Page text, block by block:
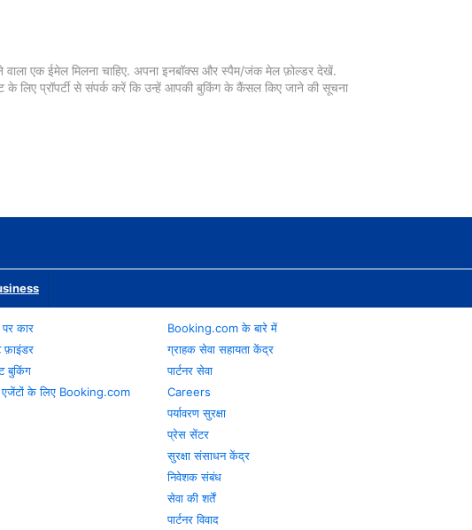
एक ईमेल मिलना चाहिए. अपना इनबॉक्स और स्पैम/जंक मेल फ़ोल्डर देखें.
लिए प्रॉपर्टी से संपर्क करें कि उन्हें आपकी बुकिंग के कैंसल किए जाने की सूचना
पर कार
फ़ाइंडर
बुकिंग
के लिए Booking.com
Booking.com के बारे में
ग्राहक सेवा सहायता केंद्र
पार्टनर सेवा
Careers
पर्यावरण सुरक्षा
प्रेस सेंटर
सुरक्षा संसाधन केंद्र
निवेशक संबंध
सेवा की शर्तें
पार्टनर विवाद